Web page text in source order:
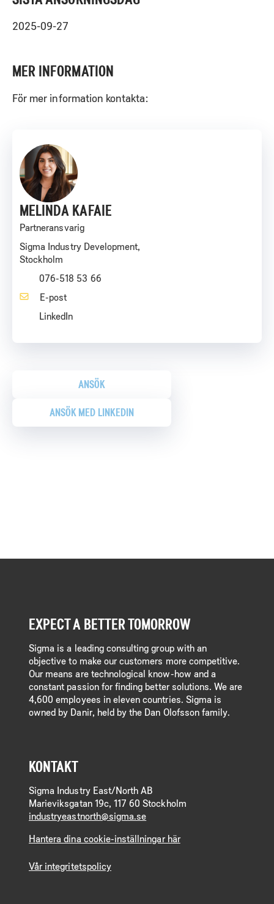
2025-09-27
MER INFORMATION
För mer information kontakta:
MELINDA KAFAIE
Partneransvarig
Sigma Industry Development,
Stockholm
076-518 53 66
LinkedIn
ANSÖK
ANSÖK MED LINKEDIN
EXPECT A BETTER TOMORROW
Sigma is a leading consulting group with an
objective to make our customers more competitive.
Our means are technological know-how and a
constant passion for finding better solutions. We are
4,600 employees in eleven countries. Sigma is
owned by Danir, held by the Dan Olofsson family.
KONTAKT
Sigma Industry East/North AB
Marieviksgatan 19c, 117 60 Stockholm
industryeastnorth@sigma.se
Hantera dina cookie-inställningar här
Vår integritetspolicy